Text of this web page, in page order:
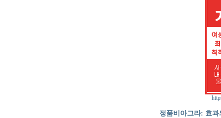
정품비아그라: 효